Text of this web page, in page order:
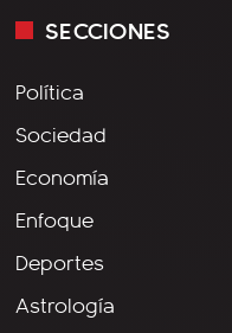
SECCIONES
Política
Sociedad
Economía
Enfoque
Deportes
Astrología